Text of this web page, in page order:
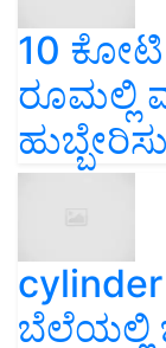
10
ರೂಮಲ್ಲಿ
ಬೆಲೆಯಲ್ಲಿ